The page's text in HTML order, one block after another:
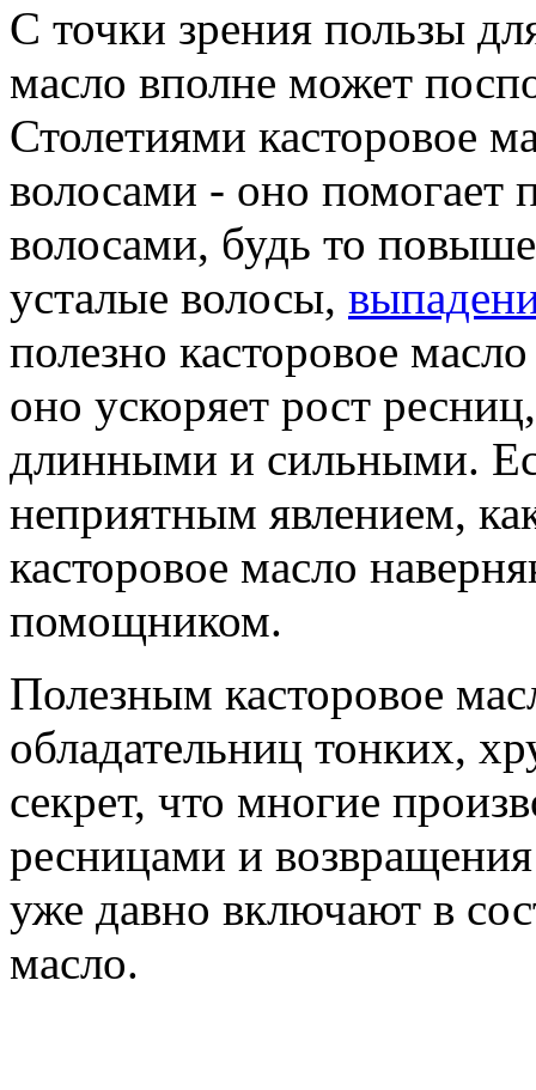
С точки зрения пользы
масло вполне может
Столетиями касторовое
волосами - оно помогает
волосами, будь то
усталые волосы,
полезно касторовое
оно ускоряет рост
длинными и сильными.
неприятным явлением,
касторовое масло
помощником.
Полезным касторовое
обладательниц тонких,
секрет, что многие
ресницами и
уже давно включают в
масло.